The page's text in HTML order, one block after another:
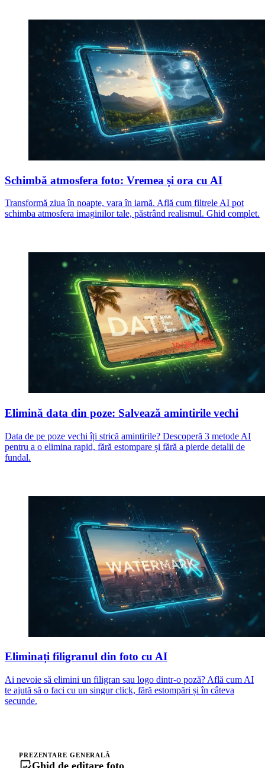
Schimbă atmosfera foto: Vremea și ora cu AI
Transformă ziua în noapte, vara în iarnă. Află cum filtrele AI pot
schimba atmosfera imaginilor tale, păstrând realismul. Ghid complet.
Elimină data din poze: Salvează amintirile vechi
Data de pe poze vechi îți strică amintirile? Descoperă 3 metode AI
pentru a o elimina rapid, fără estompare și fără a pierde detalii de
fundal.
Eliminați filigranul din foto cu AI
Ai nevoie să elimini un filigran sau logo dintr-o poză? Află cum AI
te ajută să o faci cu un singur click, fără estompări și în câteva
secunde.
PREZENTARE GENERALĂ